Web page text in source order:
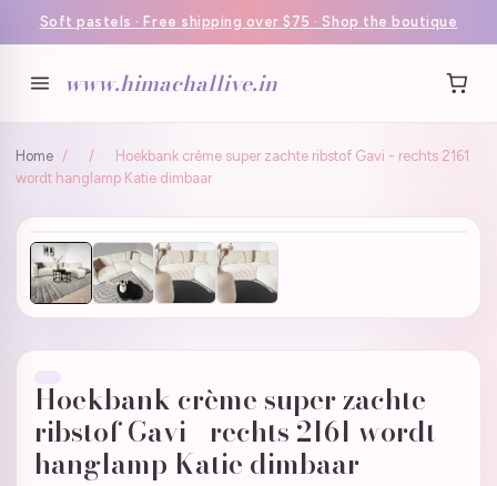
Soft pastels · Free shipping over $75 · Shop the boutique
www.himachallive.in
Home / /
Hoekbank crème super zachte ribstof Gavi - rechts 2161
wordt hanglamp Katie dimbaar
Hoekbank crème super zachte
ribstof Gavi - rechts 2161 wordt
hanglamp Katie dimbaar